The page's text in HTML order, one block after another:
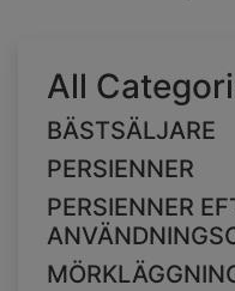
All
BÄSTSÄLJARE
PERSIENNER
PERSIENNER